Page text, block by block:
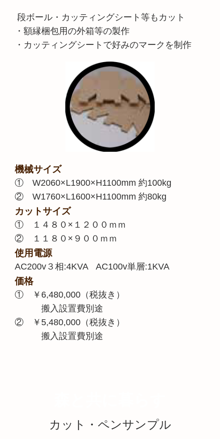
段ボール・カッティングシート等もカット
・額縁梱包用の外箱等の製作
・カッティングシートで好みのマークを制作
機械サイズ
① W2060×L1900×H1100mm 約100kg
② W1760×L1600×H1100mm 約80kg
カットサイズ
① １４８０×１２００ｍｍ
② １１８０×９００ｍｍ
使用電源
AC200v３相:4KVA AC100v単層:1KVA
価格
① ￥6,480,000（税抜き）
搬入設置費別途
② ￥5,480,000（税抜き）
搬入設置費別途
カット・ ペンサンプル